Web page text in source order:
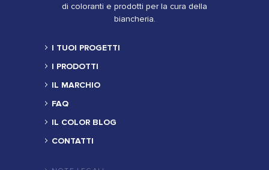
di coloranti e prodotti per la cura della
biancheria.
I TUOI PROGETTI
I PRODOTTI
IL MARCHIO
FAQ
IL COLOR BLOG
CONTATTI